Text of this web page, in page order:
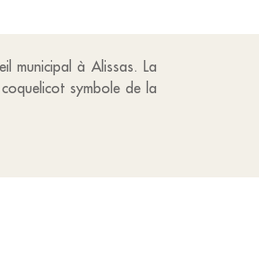
municipal à Alissas. La
symbole de la